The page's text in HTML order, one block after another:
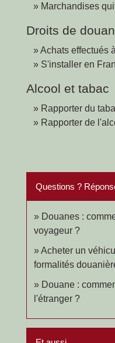
Marchandises
Droits de
Achats effectués
S'installer en
Alcool et tabac
Rapporter du
Rapporter de
Questions ?
Douanes :
voyageur ?
Acheter un
formalités
Douane :
l'étranger ?